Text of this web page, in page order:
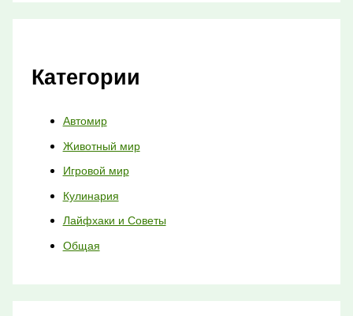
Категории
Автомир
Животный мир
Игровой мир
Кулинария
Лайфхаки и Советы
Общая